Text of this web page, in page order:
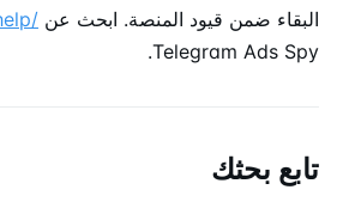
البقاء ضمن قيود المنصة. ابحث عن /ads?q=betterhelp
Telegram Ads Spy.
تابع بحثك